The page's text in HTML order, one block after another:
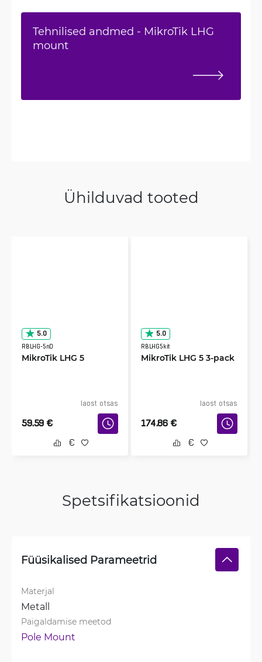
Tehnilised andmed - MikroTik LHG
mount
Ühilduvad tooted
5.0
RBLHG-5nD
MikroTik LHG 5
laost otsas
59.59 €
5.0
RBLHG5kit
MikroTik LHG 5 3-pack
laost otsas
174.86 €
Spetsifikatsioonid
Füüsikalised Parameetrid
Materjal
Metall
Paigaldamise meetod
Pole Mount